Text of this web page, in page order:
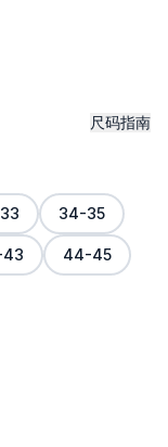
尺码指南
34-35
44-45